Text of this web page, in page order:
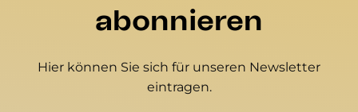
abonnieren
Hier können Sie sich für unseren Newsletter
eintragen.